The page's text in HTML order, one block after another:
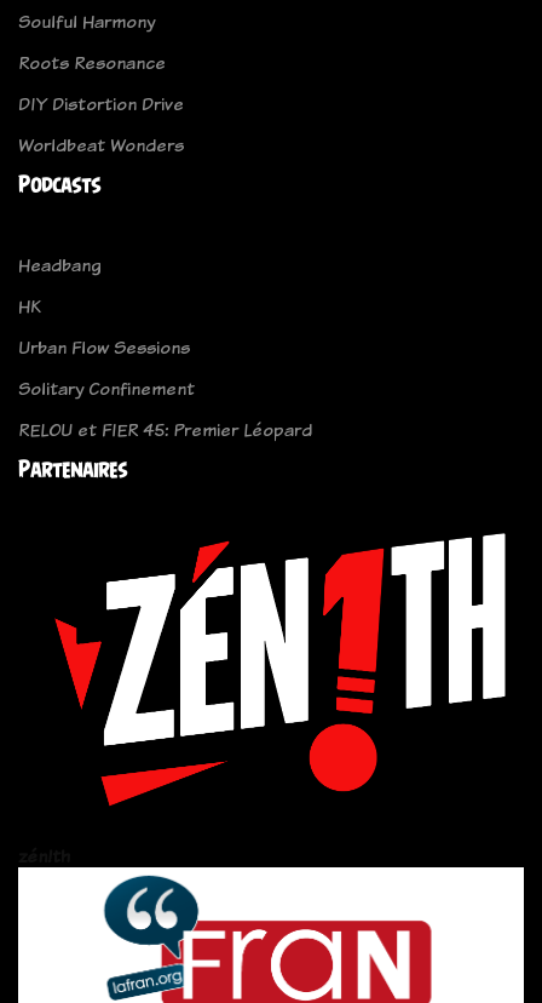
Soulful Harmony
Roots Resonance
DIY Distortion Drive
Worldbeat Wonders
Podcasts
Headbang
HK
Urban Flow Sessions
Solitary Confinement
RELOU et FIER 45: Premier Léopard
Partenaires